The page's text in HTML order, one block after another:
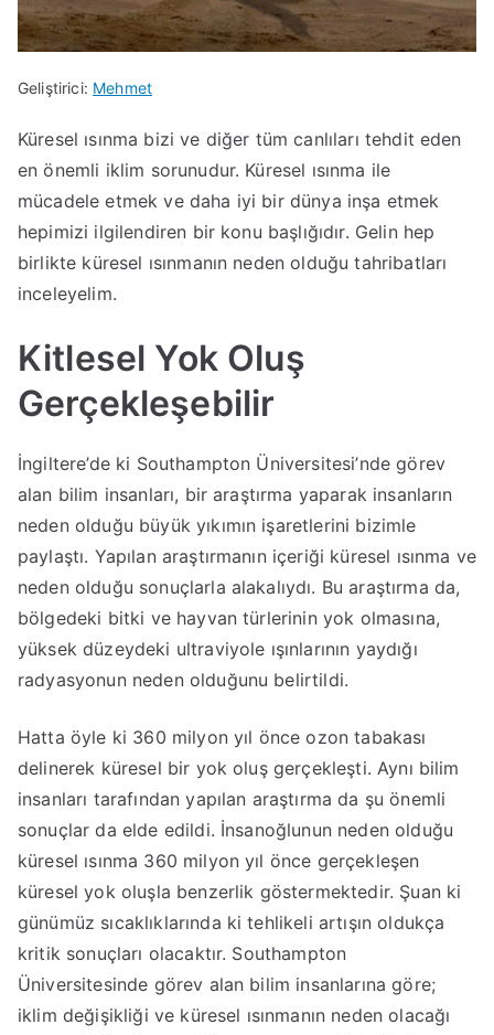
Geliştirici: Mehmet
H
z
i
r
a
n
2
0
2
t
a
r
i
h
i
ö
n
d
e
r
i
l
m
i
ş
Y
y
ı
n
l
a
Y
A
Ş
M
A
Y
A
V
E
Küresel ısınma bizi ve diğer tüm canlıları tehdit eden
en önemli iklim sorunudur. Küresel ısınma ile
mücadele etmek ve daha iyi bir dünya inşa etmek
hepimizi ilgilendiren bir konu başlığıdır. Gelin hep
birlikte küresel ısınmanın neden olduğu tahribatları
inceleyelim.
Kitlesel Yok Oluş
Gerçekleşebilir
İngiltere’de ki Southampton Üniversitesi’nde görev
alan bilim insanları, bir araştırma yaparak insanların
neden olduğu büyük yıkımın işaretlerini bizimle
paylaştı. Yapılan araştırmanın içeriği küresel ısınma ve
neden olduğu sonuçlarla alakalıydı. Bu araştırma da,
bölgedeki bitki ve hayvan türlerinin yok olmasına,
yüksek düzeydeki ultraviyole ışınlarının yaydığı
radyasyonun neden olduğunu belirtildi.
Hatta öyle ki 360 milyon yıl önce ozon tabakası
delinerek küresel bir yok oluş gerçekleşti. Aynı bilim
insanları tarafından yapılan araştırma da şu önemli
sonuçlar da elde edildi. İnsanoğlunun neden olduğu
küresel ısınma 360 milyon yıl önce gerçekleşen
küresel yok oluşla benzerlik göstermektedir. Şuan ki
günümüz sıcaklıklarında ki tehlikeli artışın oldukça
kritik sonuçları olacaktır. Southampton
Üniversitesinde görev alan bilim insanlarına göre;
iklim değişikliği ve küresel ısınmanın neden olacağı